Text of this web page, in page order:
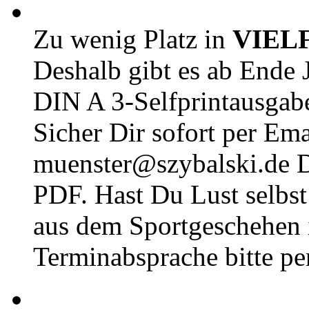
Zu wenig Platz in
Deshalb gibt es ab Ende
DIN A 3-
Sicher Dir sofort per
muenster@szybalski.de
PDF. Hast Du Lust
aus dem
Terminabsprache bitte